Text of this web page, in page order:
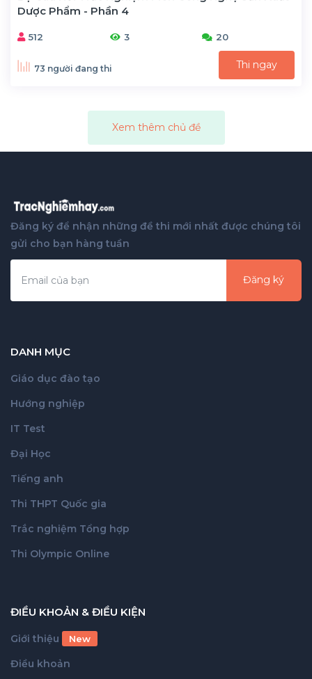
Dược Phẩm - Phần 4
512 3 20
73 người đang thi Thi ngay
Xem thêm chủ đề
Đăng ký để nhận những đề thi mới nhất được chúng tôi
gửi cho bạn hàng tuần
Đăng ký
DANH MỤC
Giáo dục đào tạo
Hướng nghiệp
IT Test
Đại Học
Tiếng anh
Thi THPT Quốc gia
Trắc nghiệm Tổng hợp
Thi Olympic Online
ĐIỀU KHOẢN & ĐIỀU KIỆN
Giới thiệu New
Điều khoản